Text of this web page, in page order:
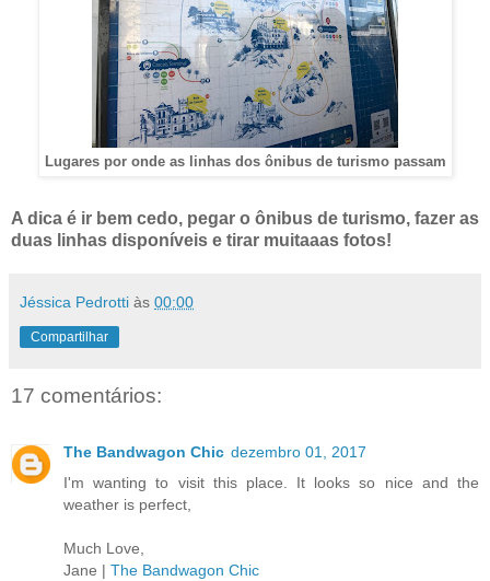
Lugares por onde as linhas dos ônibus de turismo passam
A dica é ir bem cedo, pegar o ônibus de turismo, fazer as
duas linhas disponíveis e tirar muitaaas fotos!
Jéssica Pedrotti às 00:00
Compartilhar
17 comentários:
The Bandwagon Chic dezembro 01, 2017
I'm wanting to visit this place. It looks so nice and the
weather is perfect,
Much Love,
Jane | The Bandwagon Chic